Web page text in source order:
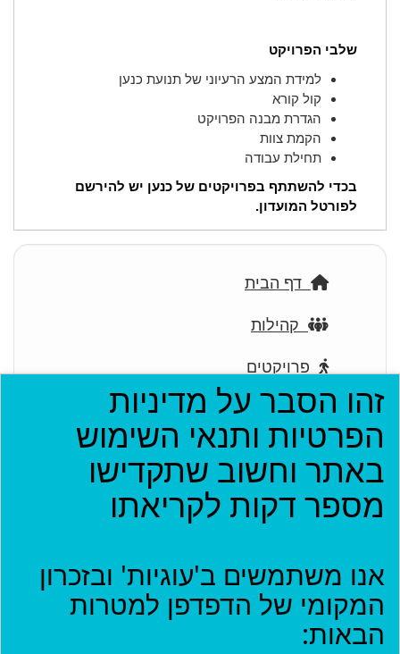
שלבי הפרויקט
למידת המצע הרעיוני של תנועת כנען
קול קורא
הגדרת מבנה הפרויקט
הקמת צוות
תחילת עבודה
בכדי להשתתף בפרויקטים של כנען יש להירשם
לפורטל המועדון.
זהו הסבר על מדיניות
הפרטיות ותנאי השימוש
באתר וחשוב שתקדישו
מספר דקות לקריאתו
אנו משתמשים ב'עוגיות' ובזכרון
המקומי של הדפדפן למטרות
הבאות:
דף הבית
קהילות
פרויקטים
ארגונים
בתי עסק
כניסה
שם משתמש